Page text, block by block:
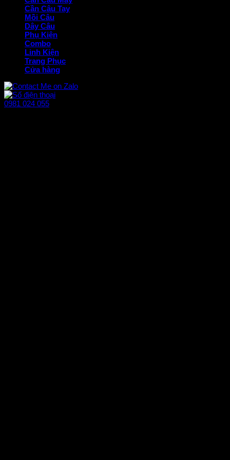
Cần Câu Tay
Mồi Câu
Dây Câu
Phụ Kiện
Combo
Linh Kiện
Trang Phục
Cửa hàng
0981 024 055